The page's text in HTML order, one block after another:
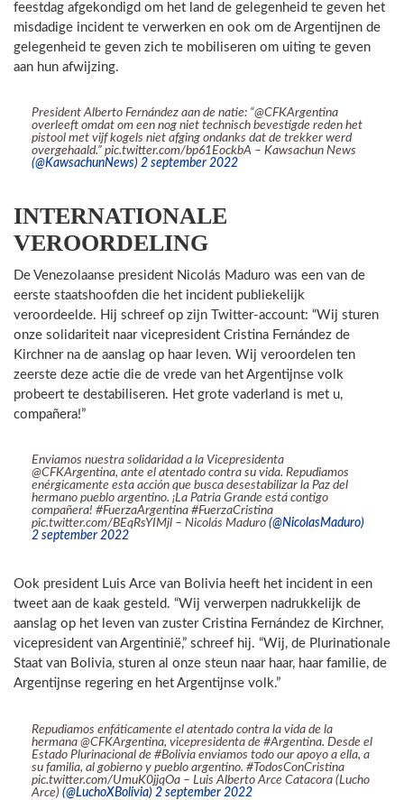
feestdag afgekondigd om het land de gelegenheid te geven het
misdadige incident te verwerken en ook om de Argentijnen de
gelegenheid te geven zich te mobiliseren om uiting te geven
aan hun afwijzing.
President Alberto Fernández aan de natie: “@CFKArgentina
overleeft omdat om een nog niet technisch bevestigde reden het
pistool met vijf kogels niet afging ondanks dat de trekker werd
overgehaald.” pic.twitter.com/bp61EockbA – Kawsachun News
(@KawsachunNews) 2 september 2022
INTERNATIONALE
VEROORDELING
De Venezolaanse president Nicolás Maduro was een van de
eerste staatshoofden die het incident publiekelijk
veroordeelde. Hij schreef op zijn Twitter-account: “Wij sturen
onze solidariteit naar vicepresident Cristina Fernández de
Kirchner na de aanslag op haar leven. Wij veroordelen ten
zeerste deze actie die de vrede van het Argentijnse volk
probeert te destabiliseren. Het grote vaderland is met u,
compañera!”
Enviamos nuestra solidaridad a la Vicepresidenta
@CFKArgentina, ante el atentado contra su vida. Repudiamos
enérgicamente esta acción que busca desestabilizar la Paz del
hermano pueblo argentino. ¡La Patria Grande está contigo
compañera! #FuerzaArgentina #FuerzaCristina
pic.twitter.com/BEqRsYIMjl – Nicolás Maduro (@NicolasMaduro)
2 september 2022
Ook president Luis Arce van Bolivia heeft het incident in een
tweet aan de kaak gesteld. “Wij verwerpen nadrukkelijk de
aanslag op het leven van zuster Cristina Fernández de Kirchner,
vicepresident van Argentinië,” schreef hij. “Wij, de Plurinationale
Staat van Bolivia, sturen al onze steun naar haar, haar familie, de
Argentijnse regering en het Argentijnse volk.”
Repudiamos enfáticamente el atentado contra la vida de la
hermana @CFKArgentina, vicepresidenta de #Argentina. Desde el
Estado Plurinacional de #Bolivia enviamos todo our apoyo a ella, a
su familia, al gobierno y pueblo argentino. #TodosConCristina
pic.twitter.com/UmuK0jjqOa – Luis Alberto Arce Catacora (Lucho
Arce) (@LuchoXBolivia) 2 september 2022